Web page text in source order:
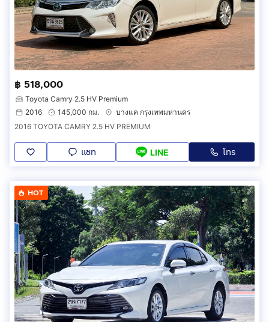
฿ 518,000
Toyota Camry 2.5 HV Premium
2016
145,000 กม.
บางแค กรุงเทพมหานคร
2016 TOYOTA CAMRY 2.5 HV PREMIUM
แชท LINE โทร
HOT